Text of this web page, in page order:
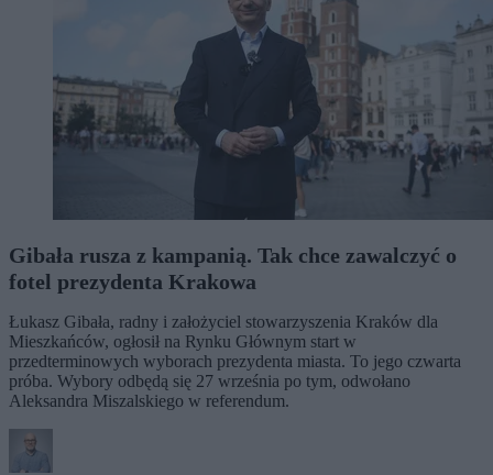
Gibała rusza z kampanią. Tak chce zawalczyć o
fotel prezydenta Krakowa
Łukasz Gibała, radny i założyciel stowarzyszenia Kraków dla
Mieszkańców, ogłosił na Rynku Głównym start w
przedterminowych wyborach prezydenta miasta. To jego czwarta
próba. Wybory odbędą się 27 września po tym, odwołano
Aleksandra Miszalskiego w referendum.